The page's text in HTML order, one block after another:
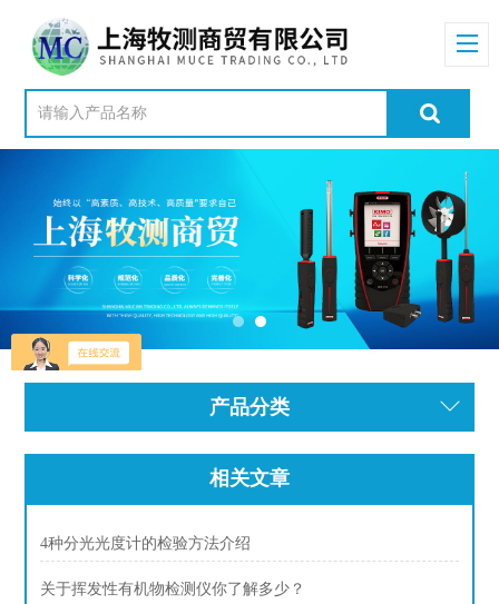
产品分类
相关文章
4种分光光度计的检验方法介绍
关于挥发性有机物检测仪你了解多少？